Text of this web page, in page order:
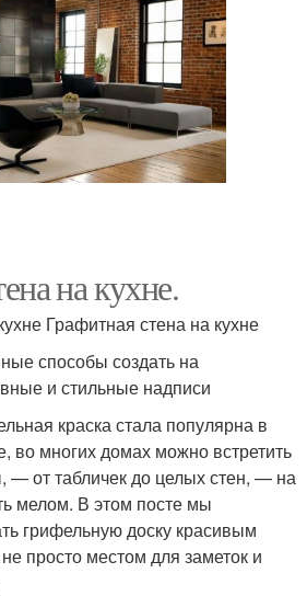
на кухне.
Графитная стена на кухне
способы создать на
и стильные надписи
краска стала популярна в
во многих домах можно встретить
— от табличек до целых стен, — на
мелом. В этом посте мы
грифельную доску красивым
просто местом для заметок и